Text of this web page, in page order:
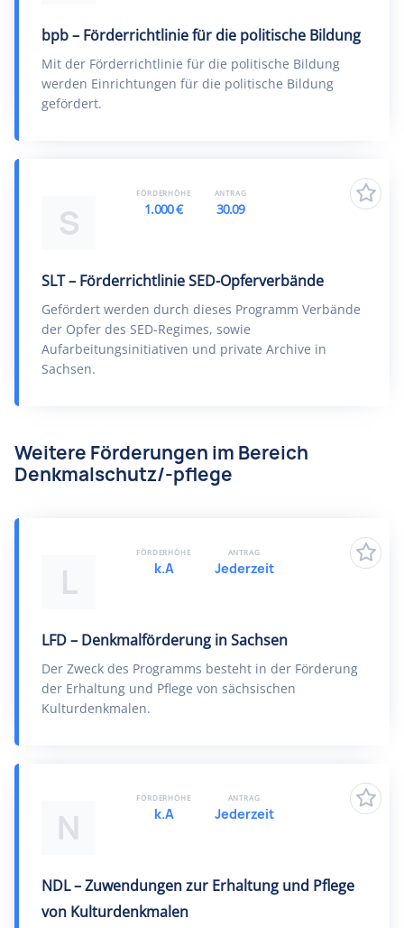
bpb – Förderrichtlinie für die politische Bildung
Mit der Förderrichtlinie für die politische Bildung
werden Einrichtungen für die politische Bildung
gefördert.
S
SLT – Förderrichtlinie SED-Opferverbände
Gefördert werden durch dieses Programm Verbände
der Opfer des SED-Regimes, sowie
Aufarbeitungsinitiativen und private Archive in
Sachsen.
FÖRDERHÖHE
1.000 €
ANTRAG
30.09
Weitere Förderungen im Bereich
Denkmalschutz/-pflege
L
LFD – Denkmalförderung in Sachsen
Der Zweck des Programms besteht in der Förderung
der Erhaltung und Pflege von sächsischen
Kulturdenkmalen.
FÖRDERHÖHE
k.A
ANTRAG
Jederzeit
N
NDL – Zuwendungen zur Erhaltung und Pflege
von Kulturdenkmalen
FÖRDERHÖHE
k.A
ANTRAG
Jederzeit